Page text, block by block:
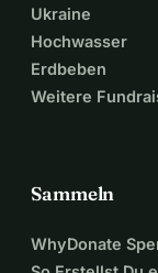
Ukraine
Hochwasser
Erdbeben
Weitere
Sammeln
WhyDonate